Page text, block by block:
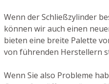
Wenn der Schließzylinder
können wir auch einen
bieten eine breite Palette
von führenden Herstellern
Wenn Sie also Probleme